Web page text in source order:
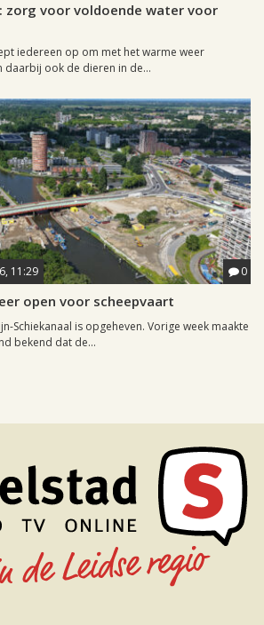
zorg voor voldoende water voor
iedereen op om met het warme weer
ook de dieren in de...
11:29 0
open voor scheepvaart
Schiekanaal is opgeheven. Vorige week maakte
bekend dat de...